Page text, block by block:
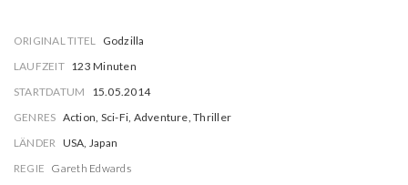
ORIGINAL TITEL
Godzilla
LAUFZEIT 123 Minuten
STARTDATUM
15.05.2014
GENRES Action, Sci-Fi, Adventure, Thriller
LÄNDER USA, Japan
REGIE Gareth Edwards